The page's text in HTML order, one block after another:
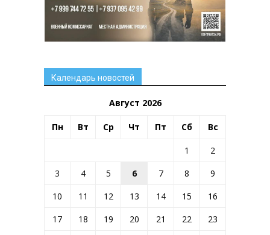
Календарь новостей
Август 2026
Пн Вт Ср Чт Пт Сб Вс
1
2
3
4 5 6 7 8
9
10
11 12 13 14 15
16
17
18 19 20 21 22
23